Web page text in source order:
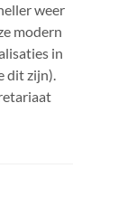
weer
modern
in
dit zijn).